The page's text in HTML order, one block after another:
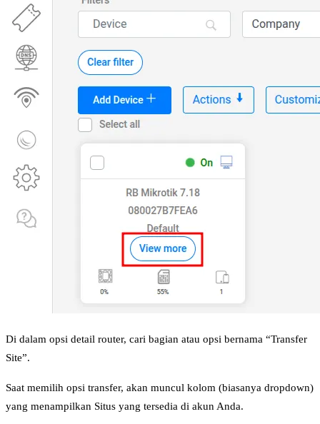
Di dalam opsi detail router, cari bagian atau opsi bernama “Transfer
Site”.
Saat memilih opsi transfer, akan muncul kolom (biasanya dropdown)
yang menampilkan Situs yang tersedia di akun Anda.